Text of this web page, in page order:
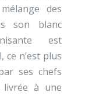
des
son blanc
est
ce n’est plus
ses chefs
livrée à une